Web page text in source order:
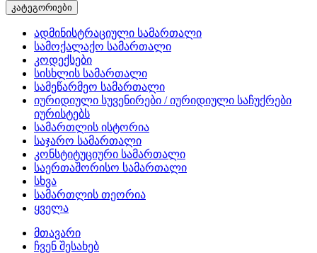
კატეგორიები
ადმინისტრაციული სამართალი
სამოქალაქო სამართალი
კოდექსები
სისხლის სამართალი
სამეწარმეო სამართალი
იურიდიული სუვენირები / იურიდიული საჩუქრები
იურისტებს
სამართლის ისტორია
საჯარო სამართალი
კონსტიტუციური სამართალი
საერთაშორისო სამართალი
სხვა
სამართლის თეორია
ყველა
მთავარი
ჩვენ შესახებ